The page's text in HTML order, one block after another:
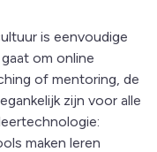
is eenvoudige
om online
of mentoring, de
zijn voor alle
maken leren